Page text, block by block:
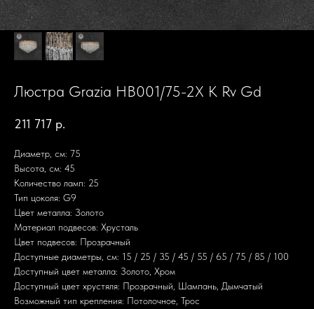
Люстра Grazia HB001/75-2X K Rv Gd
211 717 р.
Диаметр, см: 75
Высота, см: 45
Количество ламп: 25
Тип цоколя: G9
Цвет металла: Золото
Материал подвесов: Хрусталь
Цвет подвесов: Прозрачный
Доступные диаметры, см: 15 / 25 / 35 / 45 / 55 / 65 / 75 / 85 / 100
Доступный цвет металла: Золото, Хром
Доступный цвет хрустяля: Прозрачный, Шампань, Дымчатый
Возможный тип крепления: Потолочное, Трос